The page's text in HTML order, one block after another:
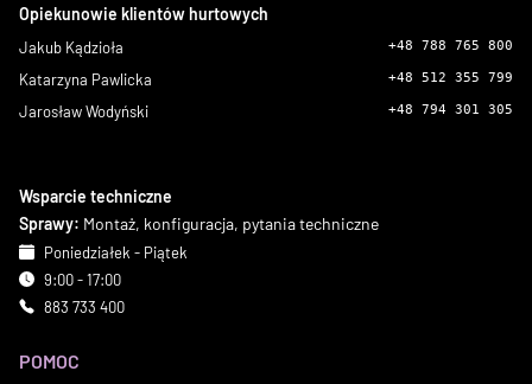
Opiekunowie klientów hurtowych
Jakub Kądzioła +48 788 765 800
Katarzyna Pawlicka +48 512 355 799
Jarosław Wodyński +48 794 301 305
Wsparcie techniczne
Sprawy: Montaż, konfiguracja, pytania techniczne
Poniedziałek - Piątek
9:00 - 17:00
883 733 400
POMOC